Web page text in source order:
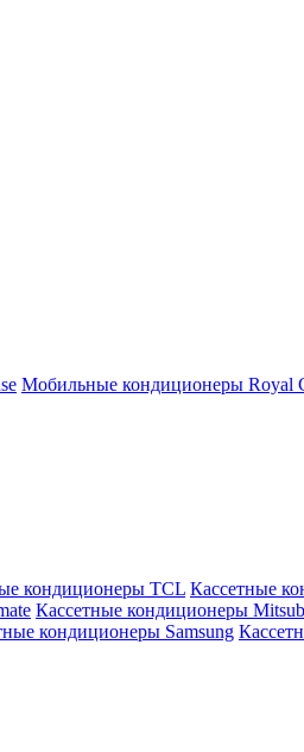
Мобильные кондиционеры Royal
кондиционеры TCL Кассетные
Кассетные кондиционеры
кондиционеры Samsung